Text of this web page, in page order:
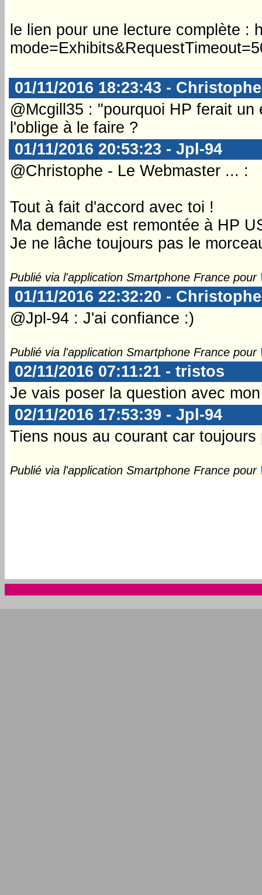
le lien pour une lecture complète
01/11/2016 18:23:43 -
@Mcgill35 : "pourquoi HP ferait
l'oblige à le faire ?
01/11/2016 20:53:23 - Jpl-94
@Christophe - Le Webmaster ... :
Tout à fait d'accord avec toi !
Ma demande est remontée à HP
Je ne lâche toujours pas le
Publié via l'application Smartphone France pour
01/11/2016 22:32:20 -
@Jpl-94 : J'ai confiance :)
Publié via l'application Smartphone France pour
02/11/2016 07:11:21 - tristos
Je vais poser la question avec
02/11/2016 17:53:39 - Jpl-94
Tiens nous au courant car
Publié via l'application Smartphone France pour